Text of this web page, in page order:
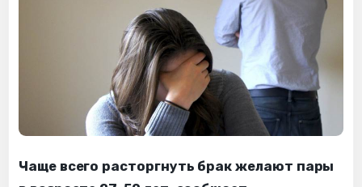
Чаще всего расторгнуть брак желают пары